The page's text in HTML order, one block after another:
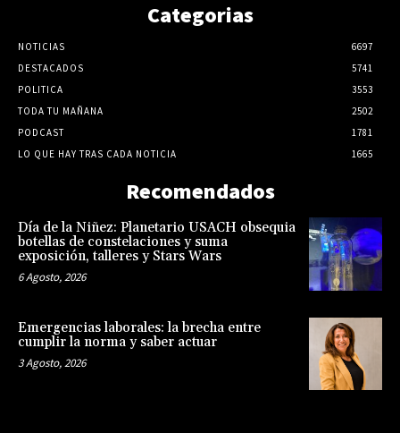
Categorias
NOTICIAS
6697
DESTACADOS
5741
POLITICA
3553
TODA TU MAÑANA
2502
PODCAST
1781
LO QUE HAY TRAS CADA NOTICIA
1665
Recomendados
Día de la Niñez: Planetario USACH obsequia
botellas de constelaciones y suma
exposición, talleres y Stars Wars
6 Agosto, 2026
Emergencias laborales: la brecha entre
cumplir la norma y saber actuar
3 Agosto, 2026